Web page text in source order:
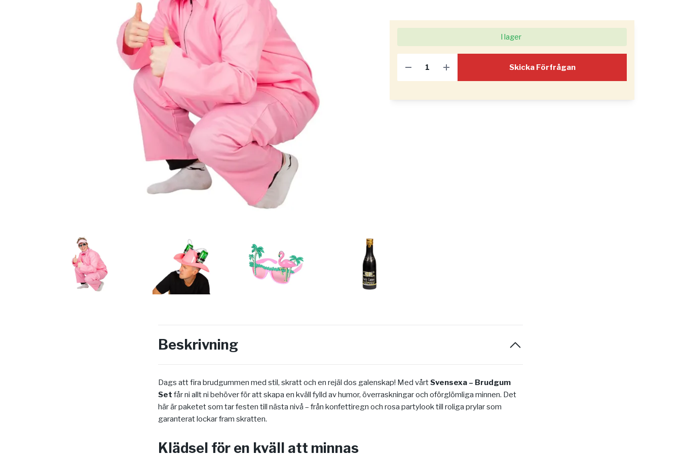
I lager
Skicka Förfrågan
Beskrivning
Dags att fira brudgummen med stil, skratt och en rejäl dos galenskap! Med vårtSvensexa – Brudgum
Set får ni allt ni behöver för att skapa en kväll fylld av humor, överraskningar och oförglömliga minnen. Det
här är paketet som tar festen till nästa nivå – från konfettiregn och rosa partylook till roliga prylar som
garanterat lockar fram skratten.
Klädsel för en kväll att minnas